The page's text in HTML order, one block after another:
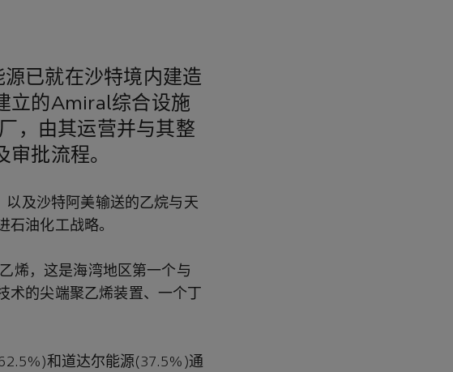
已就在沙特境内建造
立的Amiral综合设施
，由其运营并与其整
批流程。
以及沙特阿美输送的乙烷与天
油化工战略。
烯，这是海湾地区第一个与
的尖端聚乙烯装置、一个丁
和道达尔能源(37.5%)通